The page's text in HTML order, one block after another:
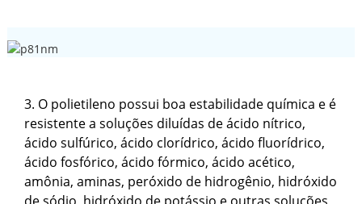
3. O polietileno possui boa estabilidade química e é
resistente a soluções diluídas de ácido nítrico,
ácido sulfúrico, ácido clorídrico, ácido fluorídrico,
ácido fosfórico, ácido fórmico, ácido acético,
amônia, aminas, peróxido de hidrogênio, hidróxido